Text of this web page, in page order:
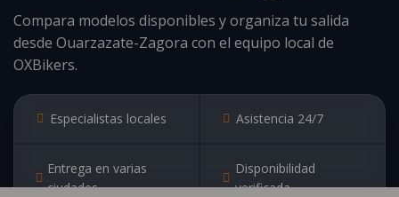
Compara modelos disponibles y organiza tu salida
desde Ouarzazate-Zagora con el equipo local de
OXBikers.
Especialistas locales Asistencia 24/7
Entrega en varias
ciudades
Disponibilidad
verificada